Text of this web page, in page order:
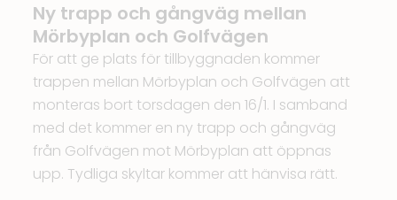
Ny trapp och gångväg mellan
Mörbyplan och Golfvägen
För att ge plats för tillbyggnaden kommer
trappen mellan Mörbyplan och Golfvägen att
monteras bort torsdagen den 16/1. I samband
med det kommer en ny trapp och gångväg
från Golfvägen mot Mörbyplan att öppnas
upp. Tydliga skyltar kommer att hänvisa rätt.